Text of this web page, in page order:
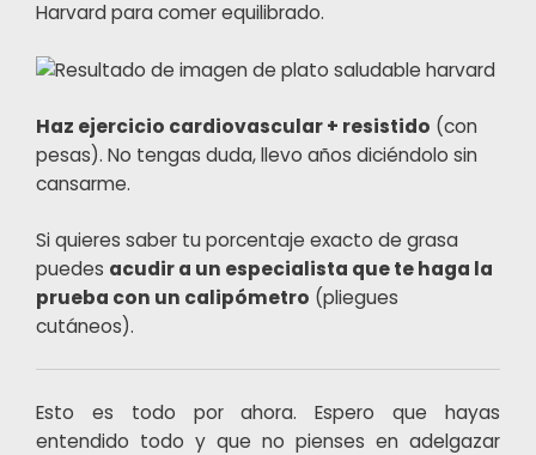
Harvard para comer equilibrado.
Haz ejercicio cardiovascular + resistido (con
pesas). No tengas duda, llevo años diciéndolo sin
cansarme.
Si quieres saber tu porcentaje exacto de grasa
puedes acudir a un especialista que te haga la
prueba con un calipómetro (pliegues
cutáneos).
Esto es todo por ahora. Espero que hayas
entendido todo y que no pienses en adelgazar